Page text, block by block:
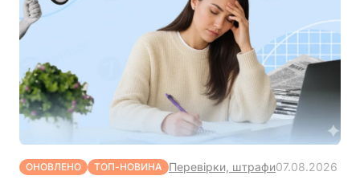
ОНОВЛЕНО ТОП-НОВИНА Перевірки, штрафи07.08.2026